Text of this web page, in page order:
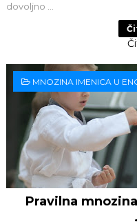
dovoljno ...
MNOZINA IMENICA U
Pravilna